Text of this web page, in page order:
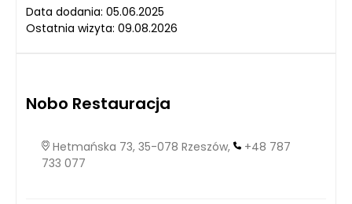
Data dodania: 05.06.2025
Ostatnia wizyta: 09.08.2026
Nobo Restauracja
Hetmańska 73, 35-078 Rzeszów,
+48 787
733 077